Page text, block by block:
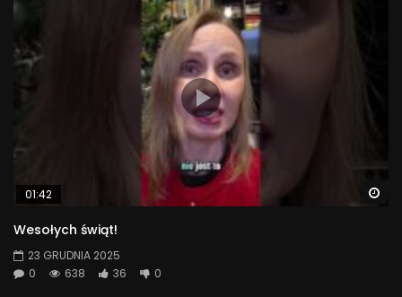
01:42
Wesołych świąt!
23 GRUDNIA 2025
0
638 36 0